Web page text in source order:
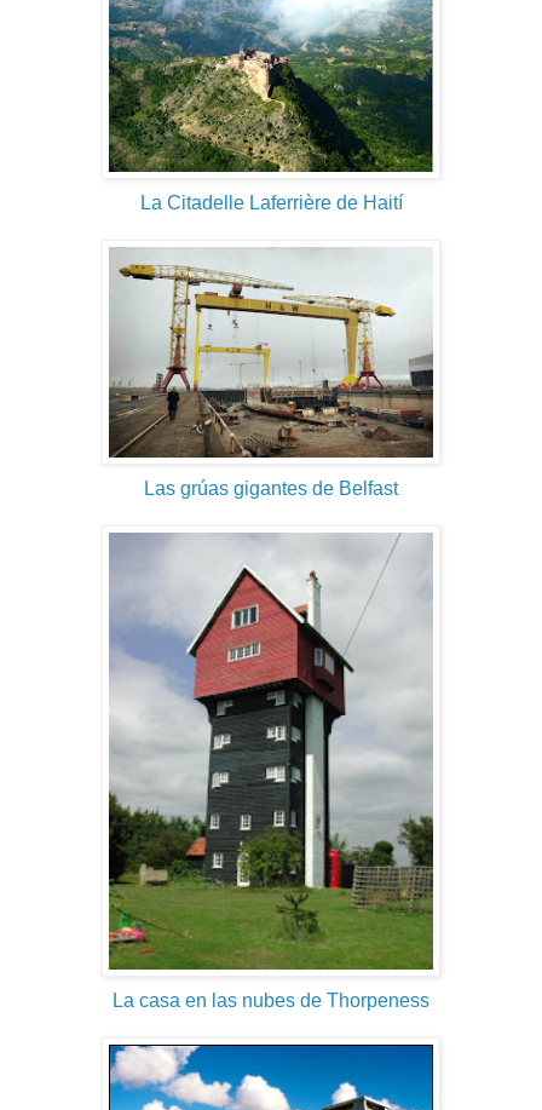
La Citadelle Laferrière de Haití
Las grúas gigantes de Belfast
La casa en las nubes de Thorpeness